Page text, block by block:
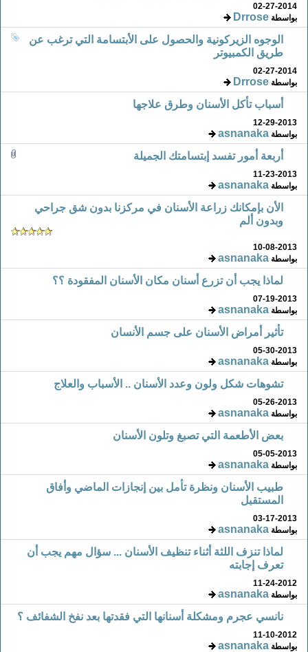
02-27-2014
بواسطةDrrose
الوجوه الزيركونية والحصول على الأبتسامة التي ترغب عن
طريق الكمبيوتر
02-27-2014
بواسطةDrrose
أسباب تأكل الأسنان وطرق علاجها
12-29-2013
بواسطةasnanaka
أربعة أمور تفسد إبتسامتك الجميلة
11-23-2013
بواسطةasnanaka
الأن بإمكانك زراعة الأسنان في مركزنا بدون شق جراحي
وبدون ألم
10-08-2013
بواسطةasnanaka
لماذا يجب أن تزرع أسنان مكان الأسنان المفقودة ؟؟
07-19-2013
بواسطةasnanaka
تأثير أمراض الأسنان على جسم الأنسان
05-30-2013
بواسطةasnanaka
تشوهات شكل ولون وعدد الأسنان .. الأسباب والعلاج
05-26-2013
بواسطةasnanaka
بعض الأطعمة التي تصبغ وتلون الأسنان
05-05-2013
بواسطةasnanaka
طبيب الأسنان ونظرة تأمل بين إنجازات الماضي وأفاق
المستقبل
03-17-2013
بواسطةasnanaka
لماذا تنزف اللثة أثناء تنظيف الأسنان ... سؤال مهم يجب أن
تعرف إجابته
11-24-2012
بواسطةasnanaka
نانسي عجرم ومشكلة أسنانها التي فقدتها بعد نفخ الشفائف ؟
11-10-2012
بواسطةasnanaka